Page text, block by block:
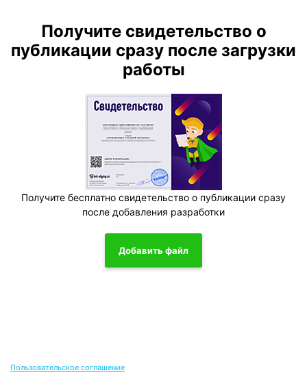
Получите свидетельство о
публикации сразу после загрузки
работы
Получите бесплатно свидетельство о публикации сразу
после добавления разработки
Добавить файл
Пользовательское соглашение